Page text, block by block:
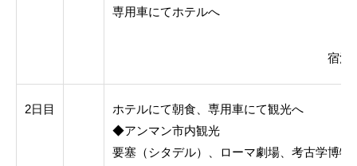
専用車にてホテルへ
宿泊
2日目
ホテルにて朝食、専用車にて観光へ
◆アンマン市内観光
要塞（シタデル）、ローマ劇場、考古学博物